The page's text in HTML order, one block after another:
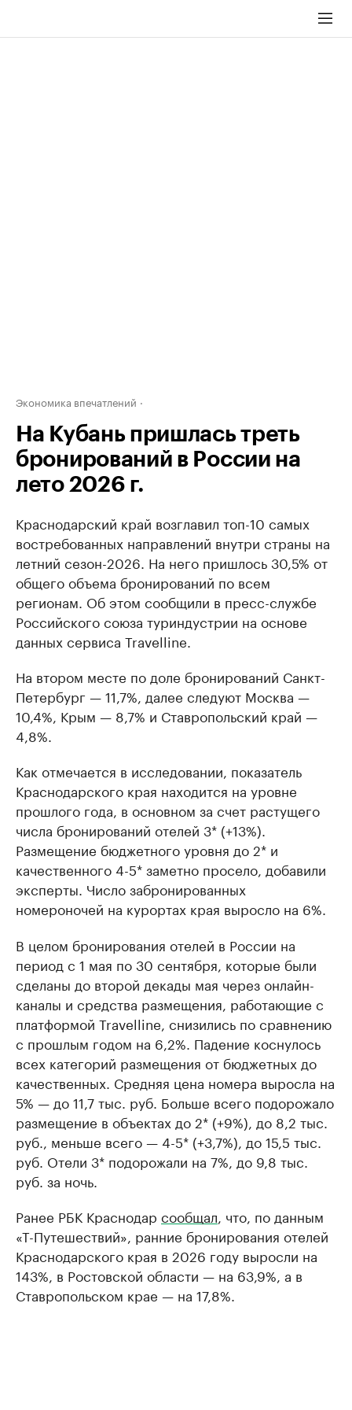
Экономика впечатлений
На Кубань пришлась треть
бронирований в России на
лето 2026 г.
Краснодарский край возглавил топ-10 самых
востребованных направлений внутри страны на
летний сезон-2026. На него пришлось 30,5% от
общего объема бронирований по всем
регионам. Об этом сообщили в пресс-службе
Российского союза туриндустрии на основе
данных сервиса Travelline.
На втором месте по доле бронирований Санкт-
Петербург — 11,7%, далее следуют Москва —
10,4%, Крым — 8,7% и Ставропольский край —
4,8%.
Как отмечается в исследовании, показатель
Краснодарского края находится на уровне
прошлого года, в основном за счет растущего
числа бронирований отелей 3* (+13%).
Размещение бюджетного уровня до 2* и
качественного 4-5* заметно просело, добавили
эксперты. Число забронированных
номероночей на курортах края выросло на 6%.
В целом бронирования отелей в России на
период с 1 мая по 30 сентября, которые были
сделаны до второй декады мая через онлайн-
каналы и средства размещения, работающие с
платформой Travelline, снизились по сравнению
с прошлым годом на 6,2%. Падение коснулось
всех категорий размещения от бюджетных до
качественных. Средняя цена номера выросла на
5% — до 11,7 тыс. руб. Больше всего подорожало
размещение в объектах до 2* (+9%), до 8,2 тыс.
руб., меньше всего — 4-5* (+3,7%), до 15,5 тыс.
руб. Отели 3* подорожали на 7%, до 9,8 тыс.
руб. за ночь.
Ранее РБК Краснодар сообщал , что, по данным
«Т-Путешествий», ранние бронирования отелей
Краснодарского края в 2026 году выросли на
143%, в Ростовской области — на 63,9%, а в
Ставропольском крае — на 17,8%.